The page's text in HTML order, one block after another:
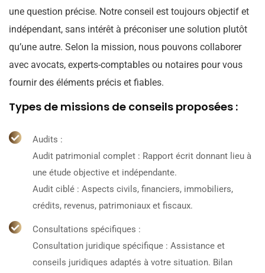
une question précise. Notre conseil est toujours objectif et
indépendant, sans intérêt à préconiser une solution plutôt
qu’une autre. Selon la mission, nous pouvons collaborer
avec avocats, experts-comptables ou notaires pour vous
fournir des éléments précis et fiables.
Types de missions de conseils proposées :
Audits :
Audit patrimonial complet : Rapport écrit donnant lieu à
une étude objective et indépendante.
Audit ciblé : Aspects civils, financiers, immobiliers,
crédits, revenus, patrimoniaux et fiscaux.
Consultations spécifiques :
Consultation juridique spécifique : Assistance et
conseils juridiques adaptés à votre situation. Bilan